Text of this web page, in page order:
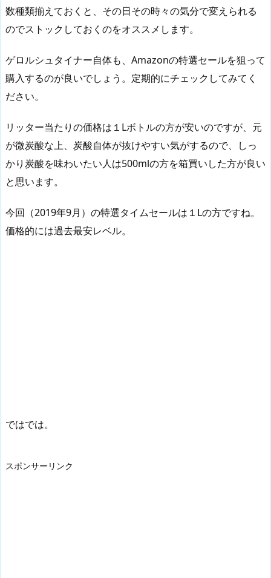
数種類揃えておくと、その日その時々の気分で変えられる
のでストックしておくのをオススメします。
ゲロルシュタイナー自体も、Amazonの特選セールを狙って
購入するのが良いでしょう。定期的にチェックしてみてく
ださい。
リッター当たりの価格は１Lボトルの方が安いのですが、元
が微炭酸な上、炭酸自体が抜けやすい気がするので、しっ
かり炭酸を味わいたい人は500mlの方を箱買いした方が良い
と思います。
今回（2019年9月）の特選タイムセールは１Lの方ですね。
価格的には過去最安レベル。
ではでは。
スポンサーリンク